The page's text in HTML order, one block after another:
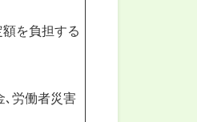
を負担する
､労働者災害